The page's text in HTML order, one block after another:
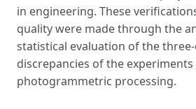
in engineering. These
quality were made through the
statistical evaluation of the
discrepancies of the
photogrammetric processing.